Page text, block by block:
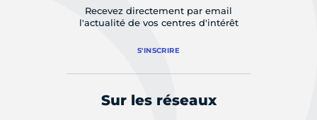
Recevez directement par email
l'actualité de vos centres d'intérêt
S'INSCRIRE
Sur les réseaux